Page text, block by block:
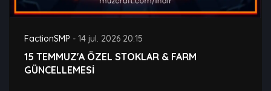
FactionSMP - 14 jul. 2026 20:15
15 TEMMUZ'A ÖZEL STOKLAR & FARM
GÜNCELLEMESİ